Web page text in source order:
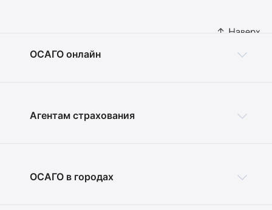
ОСАГО онлайн
Агентам страхования
ОСАГО в городах